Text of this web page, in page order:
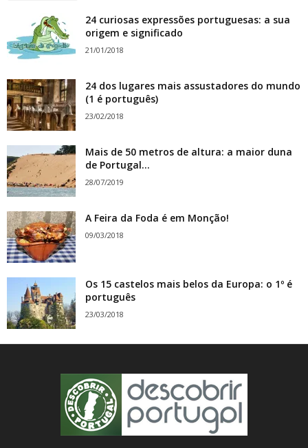
24 curiosas expressões portuguesas: a sua
origem e significado
21/01/2018
24 dos lugares mais assustadores do mundo
(1 é português)
23/02/2018
Mais de 50 metros de altura: a maior duna
de Portugal...
28/07/2019
A Feira da Foda é em Monção!
09/03/2018
Os 15 castelos mais belos da Europa: o 1º é
português
23/03/2018